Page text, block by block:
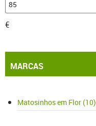
€
MARCAS
Matosinhos em Flor (10)